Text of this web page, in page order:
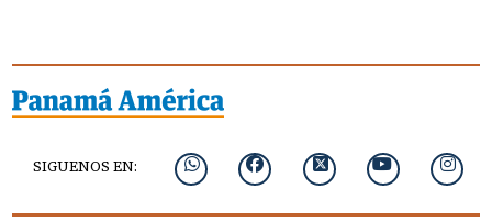
SIGUENOS EN: